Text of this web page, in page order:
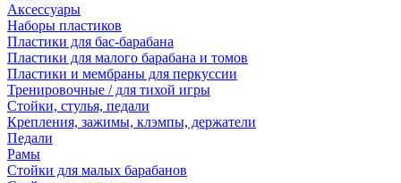
Аксессуары
Наборы пластиков
Пластики для бас-барабана
Пластики для малого барабана и томов
Пластики и мембраны для перкуссии
Тренировочные / для тихой игры
Стойки, стулья, педали
Крепления, зажимы, клэмпы, держатели
Педали
Рамы
Стойки для малых барабанов